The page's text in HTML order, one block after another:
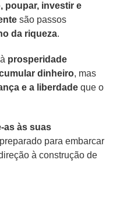
poupar, investir e
são passos
da riqueza.
prosperidade
dinheiro, mas
e a liberdade que o
as às suas
para embarcar
à construção de